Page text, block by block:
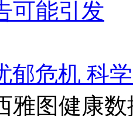
郁危机 科
雅图健康